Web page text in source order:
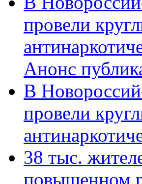
провели
Анонс
В
провели
38 тыс.
повышенном